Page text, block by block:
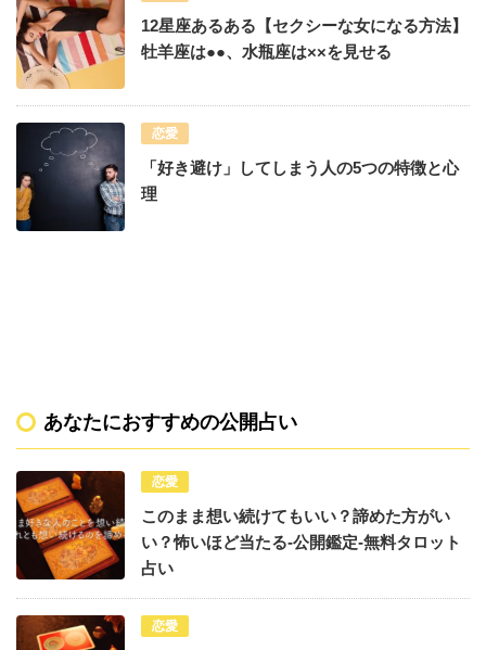
12星座あるある【セクシーな女になる方法】
牡羊座は●●、水瓶座は××を見せる
恋愛
「好き避け」してしまう人の5つの特徴と心
理
あなたにおすすめの公開占い
恋愛
このまま想い続けてもいい？諦めた方がい
い？怖いほど当たる-公開鑑定-無料タロット
占い
恋愛